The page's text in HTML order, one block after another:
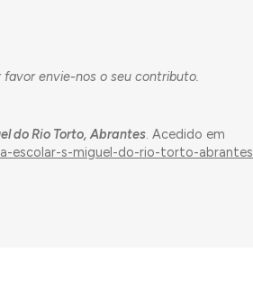
envie-nos o seu contributo.
do Rio Torto, Abrantes. Acedido em
escolar-s-miguel-do-rio-torto-abrantes